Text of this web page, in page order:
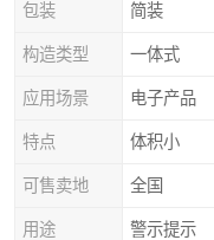
包装 简装
构造类型 一体式
应用场景 电子产品
特点 体积小
可售卖地 全国
用途 警示提示